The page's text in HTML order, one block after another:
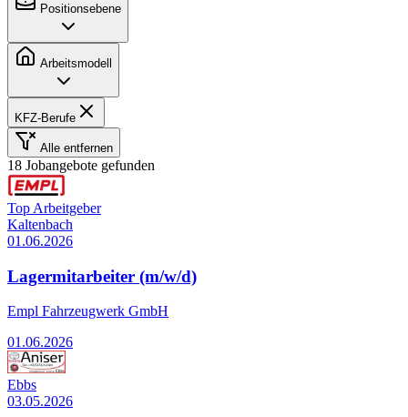
Positionsebene
Arbeitsmodell
KFZ-Berufe
Alle entfernen
18 Jobangebote gefunden
Top Arbeitgeber
Kaltenbach
01.06.2026
Lagermitarbeiter (m/w/d)
Empl Fahrzeugwerk GmbH
01.06.2026
Ebbs
03.05.2026